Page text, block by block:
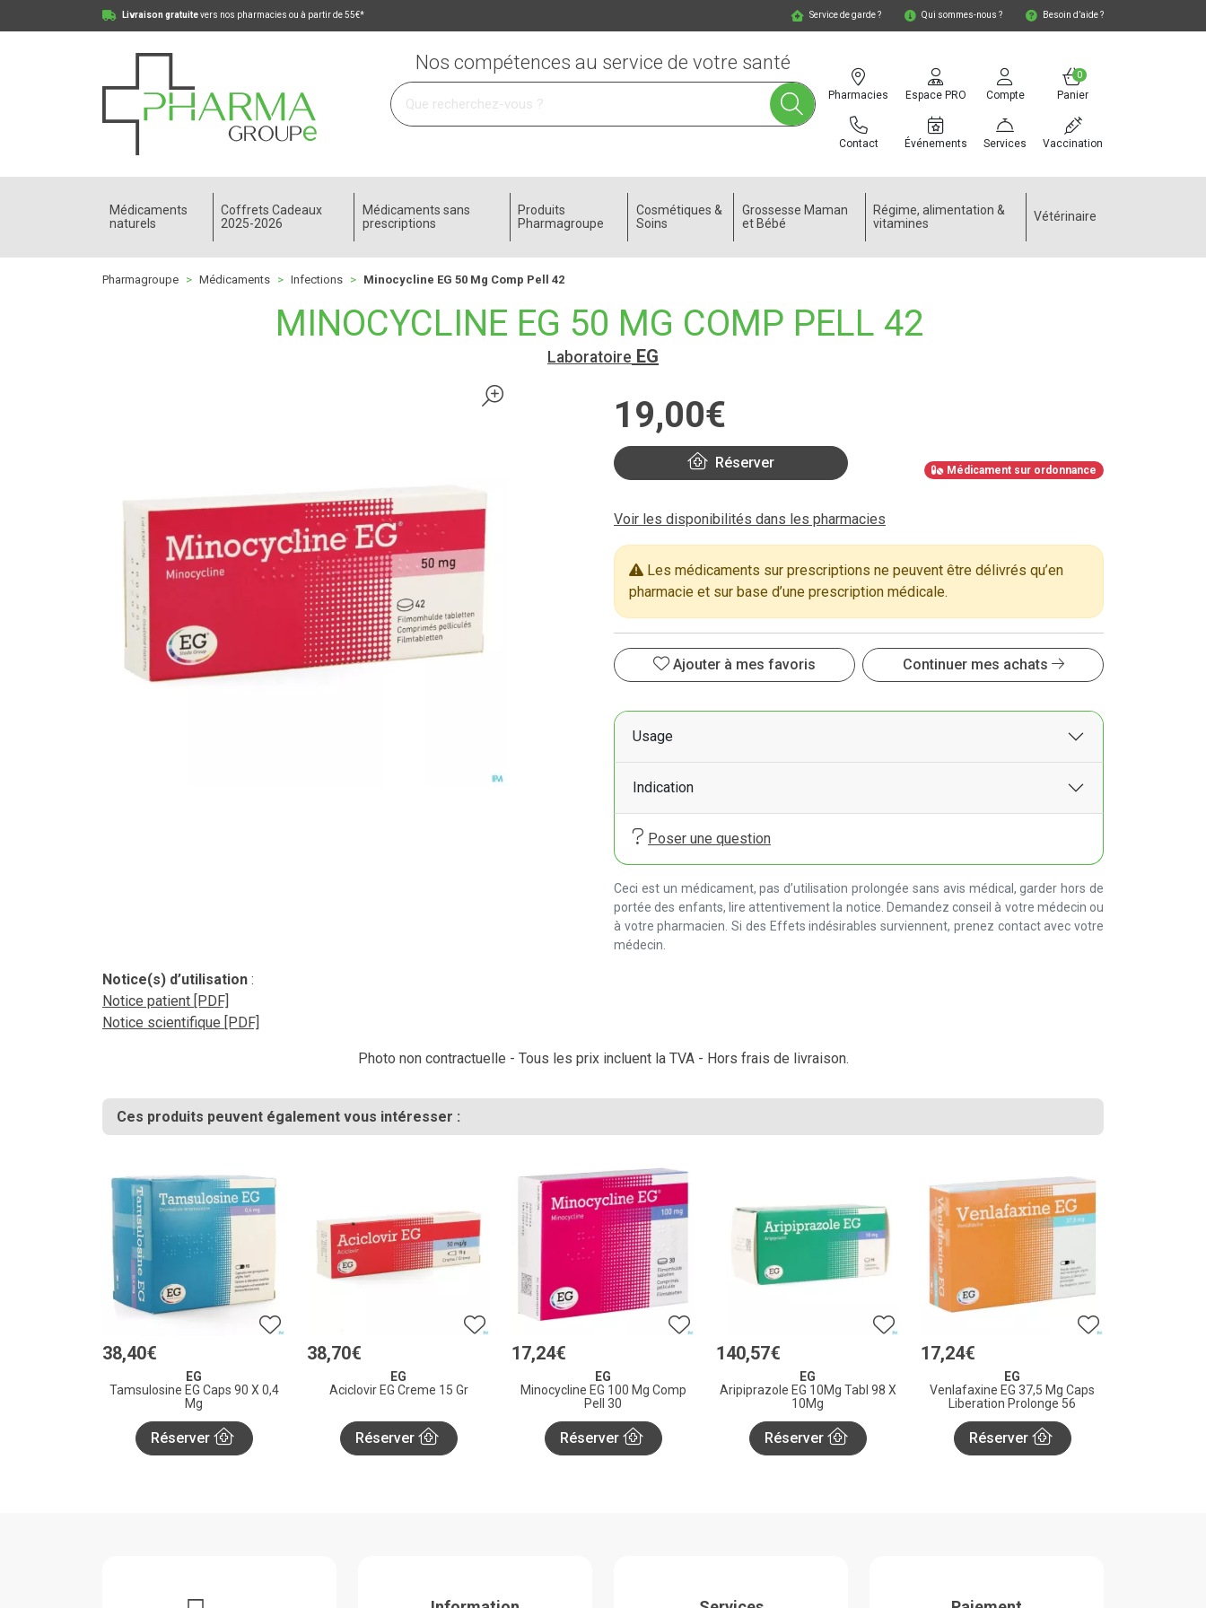
Livraison gratuitevers nos pharmacies ou à partir de 55€* Service de garde ? Qui sommes-nous ? Besoin d’aide ?
Pharmagroupe Votre pharmacie en ligne à votre service
Pharmacies
Contact
Espace PRO
Événements
Compte
Services
Panier
0
Vaccination
Nos compétences au service de votre santé
Médicaments
naturels
Coffrets Cadeaux
2025-2026
Médicaments sans
prescriptions
Produits
Pharmagroupe
Cosmétiques &
Soins
Grossesse Maman
et Bébé
Régime, alimentation &
vitamines
Vétérinaire
Pharmagroupe Médicaments Infections Minocycline EG 50 Mg Comp Pell 42
MINOCYCLINE EG 50 MG COMP PELL 42
Laboratoire EG
19,00€
Réserver Médicament sur ordonnance
Voir les disponibilités dans les pharmacies
Les médicaments sur prescriptions ne peuvent être délivrés qu’en
pharmacie et sur base d’une prescription médicale.
Ajouter à mes favoris Continuer mes achats
Usage
Indication
Poser une question
Ceci est un médicament, pas d’utilisation prolongée sans avis médical, garder hors de
portée des enfants, lire attentivement la notice. Demandez conseil à votre médecin ou
à votre pharmacien. Si des Effets indésirables surviennent, prenez contact avec votre
médecin.
Notice(s) d’utilisation :
Notice patient [PDF]
Notice scientifique [PDF]
Photo non contractuelle - Tous les prix incluent la TVA - Hors frais de livraison.
Ces produits peuvent également vous intéresser :
38,40€
EG
Tamsulosine EG Caps 90 X 0,4
Mg
Réserver
38,70€
EG
Aciclovir EG Creme 15 Gr
Réserver
17,24€
EG
Minocycline EG 100 Mg Comp
Pell 30
Réserver
140,57€
EG
Aripiprazole EG 10Mg Tabl 98 X
10Mg
Réserver
17,24€
EG
Venlafaxine EG 37,5 Mg Caps
Liberation Prolonge 56
Réserver